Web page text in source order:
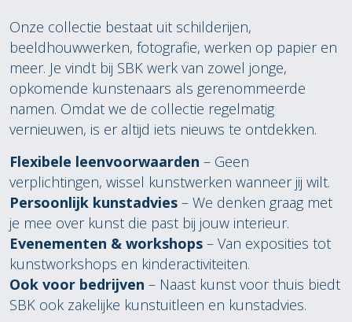
Onze collectie bestaat uit schilderijen,
beeldhouwwerken, fotografie, werken op papier en
meer. Je vindt bij SBK werk van zowel jonge,
opkomende kunstenaars als gerenommeerde
namen. Omdat we de collectie regelmatig
vernieuwen, is er altijd iets nieuws te ontdekken.
Flexibele leenvoorwaarden – Geen
verplichtingen, wissel kunstwerken wanneer jij wilt.
Persoonlijk kunstadvies – We denken graag met
je mee over kunst die past bij jouw interieur.
Evenementen & workshops – Van exposities tot
kunstworkshops en kinderactiviteiten.
Ook voor bedrijven – Naast kunst voor thuis biedt
SBK ook zakelijke kunstuitleen en kunstadvies.